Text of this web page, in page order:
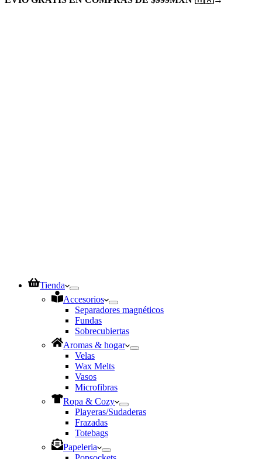
Tienda
Accesorios
Separadores magnéticos
Fundas
Sobrecubiertas
Aromas & hogar
Velas
Wax Melts
Vasos
Microfibras
Ropa & Cozy
Playeras/Sudaderas
Frazadas
Totebags
Papeleria